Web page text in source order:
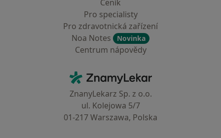
Ceník
Pro specialisty
Pro zdravotnická zařízení
Noa Notes
Novinka
Centrum nápovědy
ZnamyLekar - Hlavní stránka
ZnanyLekarz Sp. z o.o.
ul. Kolejowa 5/7
01-217 Warszawa, Polska